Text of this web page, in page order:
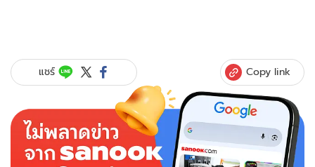
แชร์ Copy link